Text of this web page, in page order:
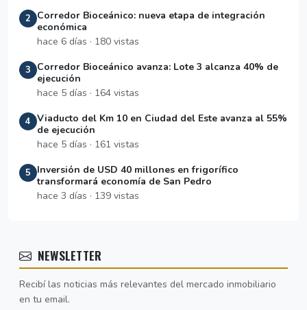
2
Corredor Bioceánico: nueva etapa de integración
económica
hace 6 días · 180 vistas
3
Corredor Bioceánico avanza: Lote 3 alcanza 40% de
ejecución
hace 5 días · 164 vistas
4 Viaducto del Km 10 en Ciudad del Este avanza al 55%
de ejecución
hace 5 días · 161 vistas
5
Inversión de USD 40 millones en frigorífico
transformará economía de San Pedro
hace 3 días · 139 vistas
NEWSLETTER
Recibí las noticias más relevantes del mercado inmobiliario
en tu email.